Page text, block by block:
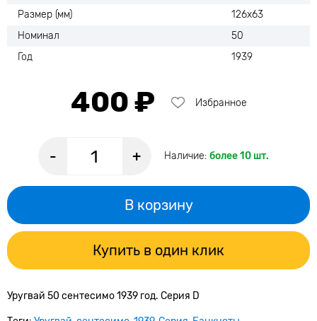
Размер (мм)
126х63
Номинал
50
Год
1939
400 ₽ Избранное
- + Наличие: более 10 шт.
В корзину
Купить в один клик
Уругвай 50 сентесимо 1939 год. Серия D